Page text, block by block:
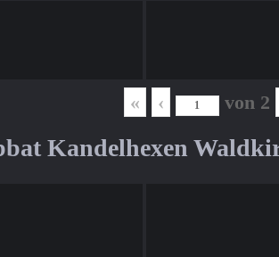
« ‹ von 2
Kandelhexen